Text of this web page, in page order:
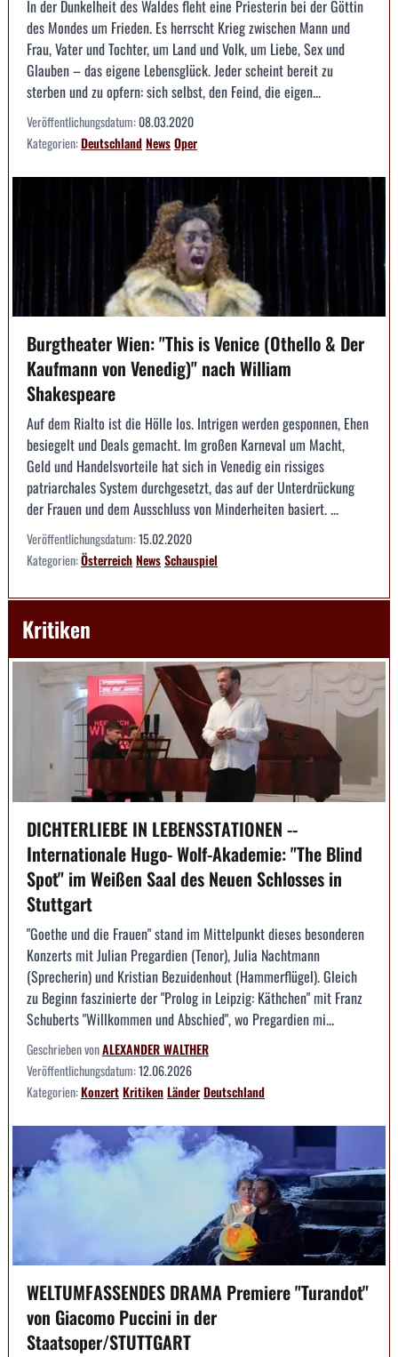
In der Dunkelheit des Waldes fleht eine Priesterin bei der Göttin
des Mondes um Frieden. Es herrscht Krieg zwischen Mann und
Frau, Vater und Tochter, um Land und Volk, um Liebe, Sex und
Glauben – das eigene Lebensglück. Jeder scheint bereit zu
sterben und zu opfern: sich selbst, den Feind, die eigen...
Veröffentlichungsdatum:08.03.2020
Kategorien:DeutschlandNewsOper
Burgtheater Wien: "This is Venice (Othello & Der
Kaufmann von Venedig)" nach William
Shakespeare
Auf dem Rialto ist die Hölle los. Intrigen werden gesponnen, Ehen
besiegelt und Deals gemacht. Im großen Karneval um Macht,
Geld und Handelsvorteile hat sich in Venedig ein rissiges
patriarchales System durchgesetzt, das auf der Unterdrückung
der Frauen und dem Ausschluss von Minderheiten basiert. ...
Veröffentlichungsdatum:15.02.2020
Kategorien:ÖsterreichNewsSchauspiel
Kritiken
DICHTERLIEBE IN LEBENSSTATIONEN --
Internationale Hugo- Wolf-Akademie: "The Blind
Spot" im Weißen Saal des Neuen Schlosses in
Stuttgart
"Goethe und die Frauen" stand im Mittelpunkt dieses besonderen
Konzerts mit Julian Pregardien (Tenor), Julia Nachtmann
(Sprecherin) und Kristian Bezuidenhout (Hammerflügel). Gleich
zu Beginn faszinierte der "Prolog in Leipzig: Käthchen" mit Franz
Schuberts "Willkommen und Abschied", wo Pregardien mi...
Geschrieben vonALEXANDER WALTHER
Veröffentlichungsdatum:12.06.2026
Kategorien:KonzertKritikenLänderDeutschland
WELTUMFASSENDES DRAMA Premiere "Turandot"
von Giacomo Puccini in der
Staatsoper/STUTTGART